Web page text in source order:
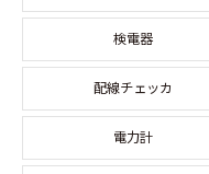
検電器
配線チェッカ
電力計